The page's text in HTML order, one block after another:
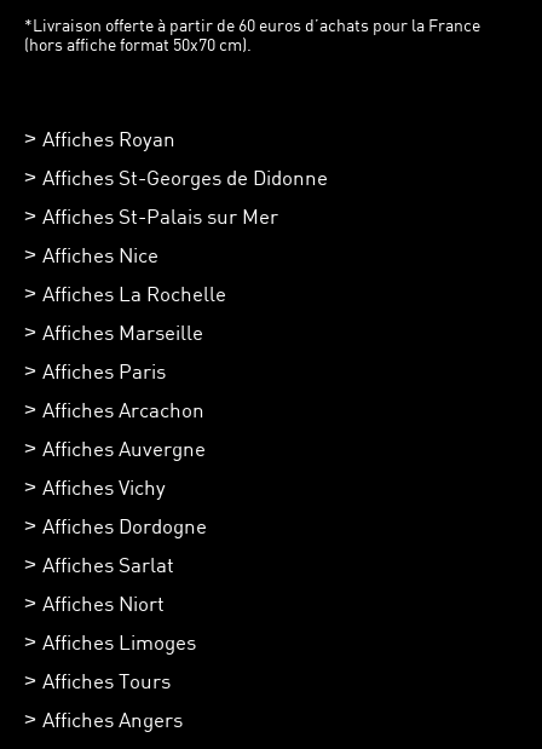
*Livraison offerte à partir de 60 euros d’achats pour la France
(hors affiche format 50x70 cm).
Affiches Royan
Affiches St-Georges de Didonne
Affiches St-Palais sur Mer
Affiches Nice
Affiches La Rochelle
Affiches Marseille
Affiches Paris
Affiches Arcachon
Affiches Auvergne
Affiches Vichy
Affiches Dordogne
Affiches Sarlat
Affiches Niort
Affiches Limoges
Affiches Tours
Affiches Angers